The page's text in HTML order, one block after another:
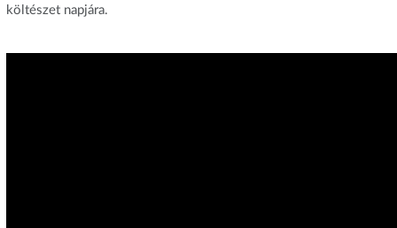
költészet napjára.